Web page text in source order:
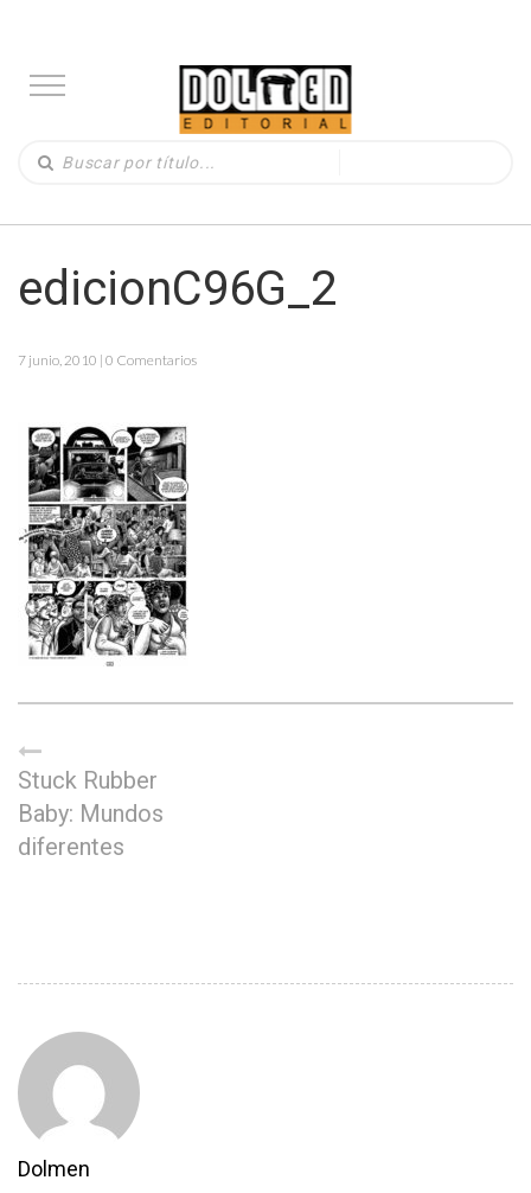
edicionC96G_2
7 junio, 2010 | 0 Comentarios
Stuck Rubber
Baby: Mundos
diferentes
Dolmen